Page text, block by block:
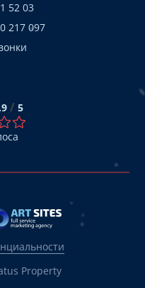
52 03
217 097
/ 5
Property